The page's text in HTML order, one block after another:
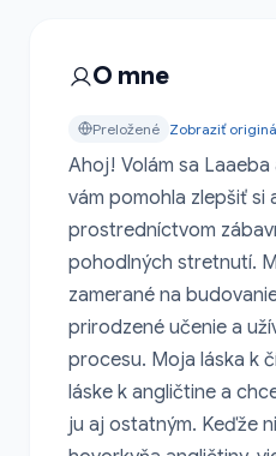
O mne
Preložené Zobraziť
Ahoj! Volám sa
vám pomohla zlepšiť si
prostredníctvom
pohodlných stretnutí.
zamerané na
prirodzené učenie a
procesu. Moja láska k
láske k angličtine a
ju aj ostatným. Keďže